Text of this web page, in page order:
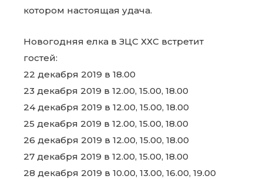
котором настоящая удача.
Новогодняя елка в ЗЦС ХХС встретит
гостей:
22 декабря 2019 в 18.00
23 декабря 2019 в 12.00, 15.00, 18.00
24 декабря 2019 в 12.00, 15.00, 18.00
25 декабря 2019 в 12.00, 15.00, 18.00
26 декабря 2019 в 12.00, 15.00, 18.00
27 декабря 2019 в 12.00, 15.00, 18.00
28 декабря 2019 в 10.00, 13.00, 16.00, 19.00